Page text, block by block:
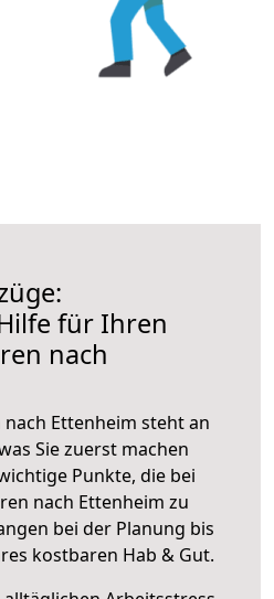
für Ihren
nach
Ettenheim steht an
Sie zuerst machen
Punkte, die bei
nach Ettenheim zu
bei der Planung bis
kostbaren Hab & Gut.